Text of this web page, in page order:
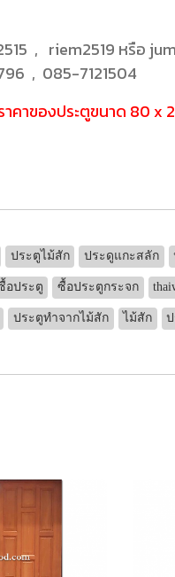
, riem2519 หรือ
, 085-7121504
าคาของประตูขนาด 80
ประตูไม้สัก ประดูแกะสลัก
อประตู ซื้อประตูกระจก
ประตูทำจากไม้สัก ไม้สัก